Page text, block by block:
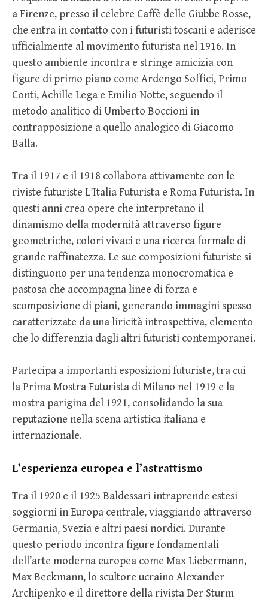
a Firenze, presso il celebre Caffè delle Giubbe Rosse,
che entra in contatto con i futuristi toscani e aderisce
ufficialmente al movimento futurista nel 1916. In
questo ambiente incontra e stringe amicizia con
figure di primo piano come Ardengo Soffici, Primo
Conti, Achille Lega e Emilio Notte, seguendo il
metodo analitico di Umberto Boccioni in
contrapposizione a quello analogico di Giacomo
Balla.
Tra il 1917 e il 1918 collabora attivamente con le
riviste futuriste L’Italia Futurista e Roma Futurista. In
questi anni crea opere che interpretano il
dinamismo della modernità attraverso figure
geometriche, colori vivaci e una ricerca formale di
grande raffinatezza. Le sue composizioni futuriste si
distinguono per una tendenza monocromatica e
pastosa che accompagna linee di forza e
scomposizione di piani, generando immagini spesso
caratterizzate da una liricità introspettiva, elemento
che lo differenzia dagli altri futuristi contemporanei.
Partecipa a importanti esposizioni futuriste, tra cui
la Prima Mostra Futurista di Milano nel 1919 e la
mostra parigina del 1921, consolidando la sua
reputazione nella scena artistica italiana e
internazionale.
L’esperienza europea e l’astrattismo
Tra il 1920 e il 1925 Baldessari intraprende estesi
soggiorni in Europa centrale, viaggiando attraverso
Germania, Svezia e altri paesi nordici. Durante
questo periodo incontra figure fondamentali
dell’arte moderna europea come Max Liebermann,
Max Beckmann, lo scultore ucraino Alexander
Archipenko e il direttore della rivista Der Sturm